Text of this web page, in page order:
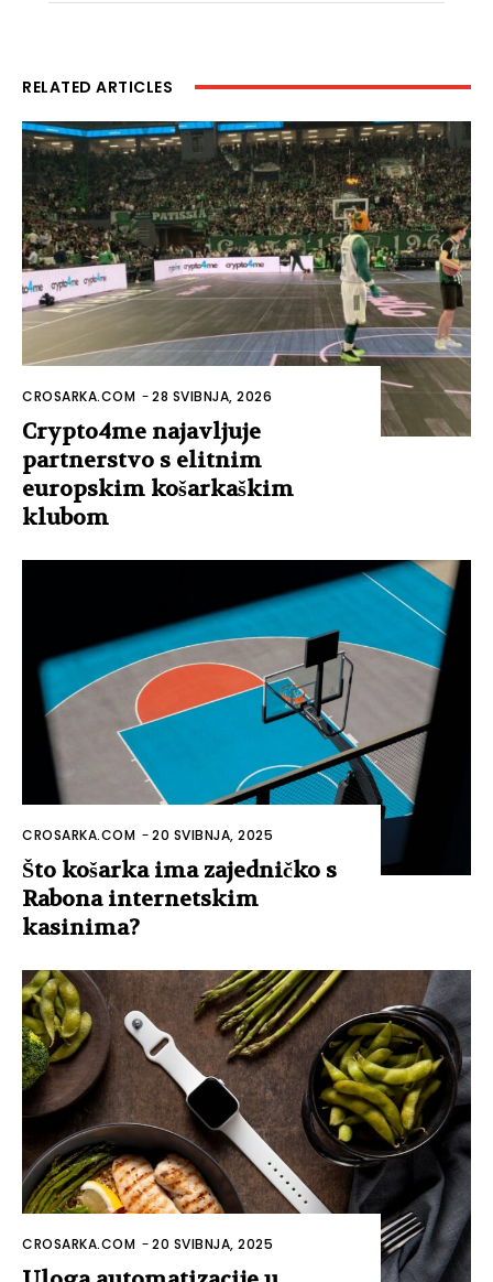
RELATED ARTICLES
CROSARKA.COM -28 SVIBNJA, 2026
Crypto4me najavljuje
partnerstvo s elitnim
europskim košarkaškim
klubom
CROSARKA.COM -20 SVIBNJA, 2025
Što košarka ima zajedničko s
Rabona internetskim
kasinima?
CROSARKA.COM -20 SVIBNJA, 2025